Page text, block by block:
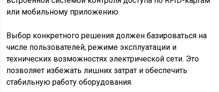
или мобильному приложению.
Выбор конкретного решения должен базироваться на
числе пользователей, режиме эксплуатации и
технических возможностях электрической сети. Это
позволяет избежать лишних затрат и обеспечить
стабильную работу оборудования.